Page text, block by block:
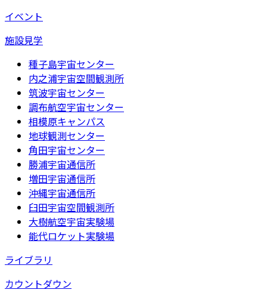
イベント
施設見学
種子島宇宙センター
内之浦宇宙空間観測所
筑波宇宙センター
調布航空宇宙センター
相模原キャンパス
地球観測センター
角田宇宙センター
勝浦宇宙通信所
増田宇宙通信所
沖縄宇宙通信所
臼田宇宙空間観測所
大樹航空宇宙実験場
能代ロケット実験場
ライブラリ
カウントダウン